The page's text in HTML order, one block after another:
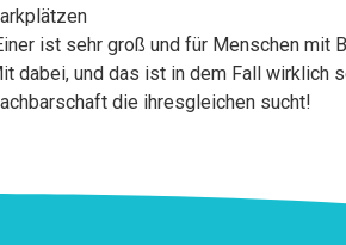
ist sehr groß und für Menschen mit
dabei, und das ist in dem Fall wirklich
die ihresgleichen sucht!